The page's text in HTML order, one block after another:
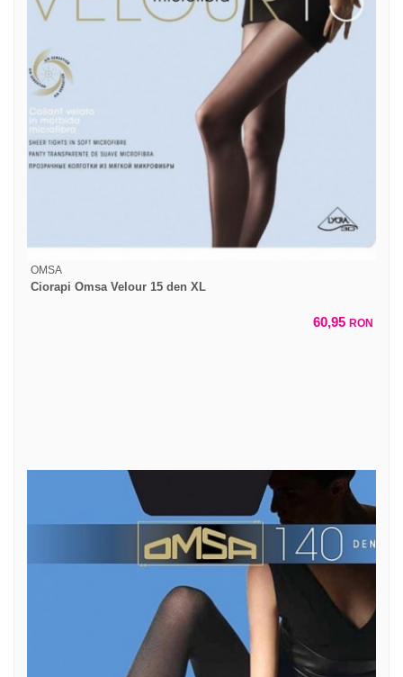
OMSA
Ciorapi Omsa Velour 15 den XL
60,95 RON